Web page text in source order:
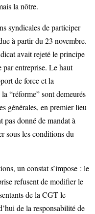
la nôtre.
syndicales de participer
à partir du 23 novembre.
avait rejeté le principe
par entreprise. Le haut
de force et la
“réforme” sont demeurés
générales, en premier lieu
pas donné de mandat à
sous les conditions du
un constat s’impose : le
refusent de modifier le
de la CGT le
de la responsabilité de